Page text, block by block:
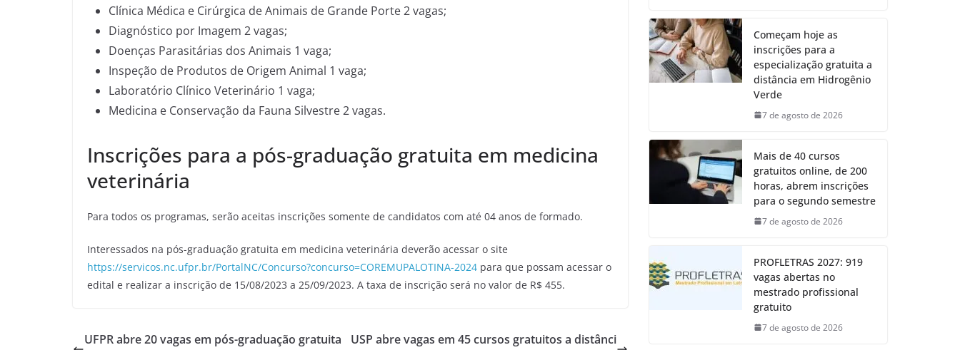
Clínica Médica e Cirúrgica de Animais de Grande Porte 2 vagas;
Diagnóstico por Imagem 2 vagas;
Doenças Parasitárias dos Animais 1 vaga;
Inspeção de Produtos de Origem Animal 1 vaga;
Laboratório Clínico Veterinário 1 vaga;
Medicina e Conservação da Fauna Silvestre 2 vagas.
Inscrições para a pós-graduação gratuita em medicina
veterinária
Para todos os programas, serão aceitas inscrições somente de candidatos com até 04 anos de formado.
Interessados na pós-graduação gratuita em medicina veterinária deverão acessar o site
https://servicos.nc.ufpr.br/PortalNC/Concurso?concurso=COREMUPALOTINA-2024 para que possam acessar o
edital e realizar a inscrição de 15/08/2023 a 25/09/2023. A taxa de inscrição será no valor de R$ 455.
UFPR abre 20 vagas em pós-graduação gratuita
USP abre vagas em 45 cursos gratuitos a distânci
Começam hoje as
inscrições para a
especialização gratuita a
distância em Hidrogênio
Verde
7 de agosto de 2026
Mais de 40 cursos
gratuitos online, de 200
horas, abrem inscrições
para o segundo semestre
7 de agosto de 2026
PROFLETRAS 2027: 919
vagas abertas no
mestrado profissional
gratuito
7 de agosto de 2026